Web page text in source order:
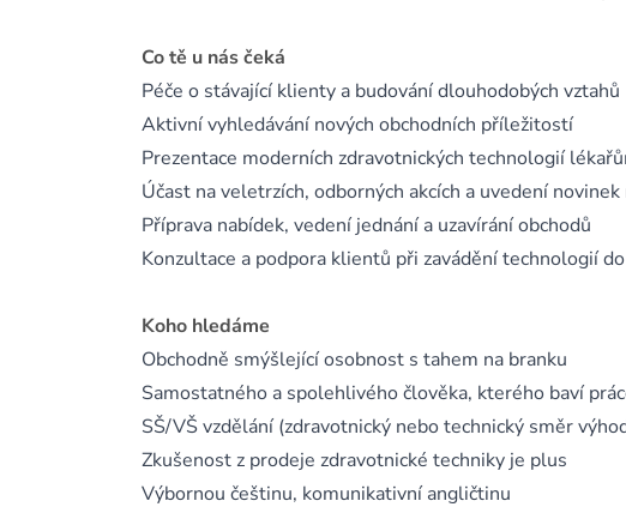
Co tě u nás čeká
Péče o stávající klienty a budování dlouhodobých vztahů
Aktivní vyhledávání nových obchodních příležitostí
Prezentace moderních zdravotnických technologií
Účast na veletrzích, odborných akcích a uvedení novinek
Příprava nabídek, vedení jednání a uzavírání obchodů
Konzultace a podpora klientů při zavádění technologií
Koho hledáme
Obchodně smýšlející osobnost s tahem na branku
Samostatného a spolehlivého člověka, kterého baví
SŠ/VŠ vzdělání (zdravotnický nebo technický směr
Zkušenost z prodeje zdravotnické techniky je plus
Výbornou češtinu, komunikativní angličtinu